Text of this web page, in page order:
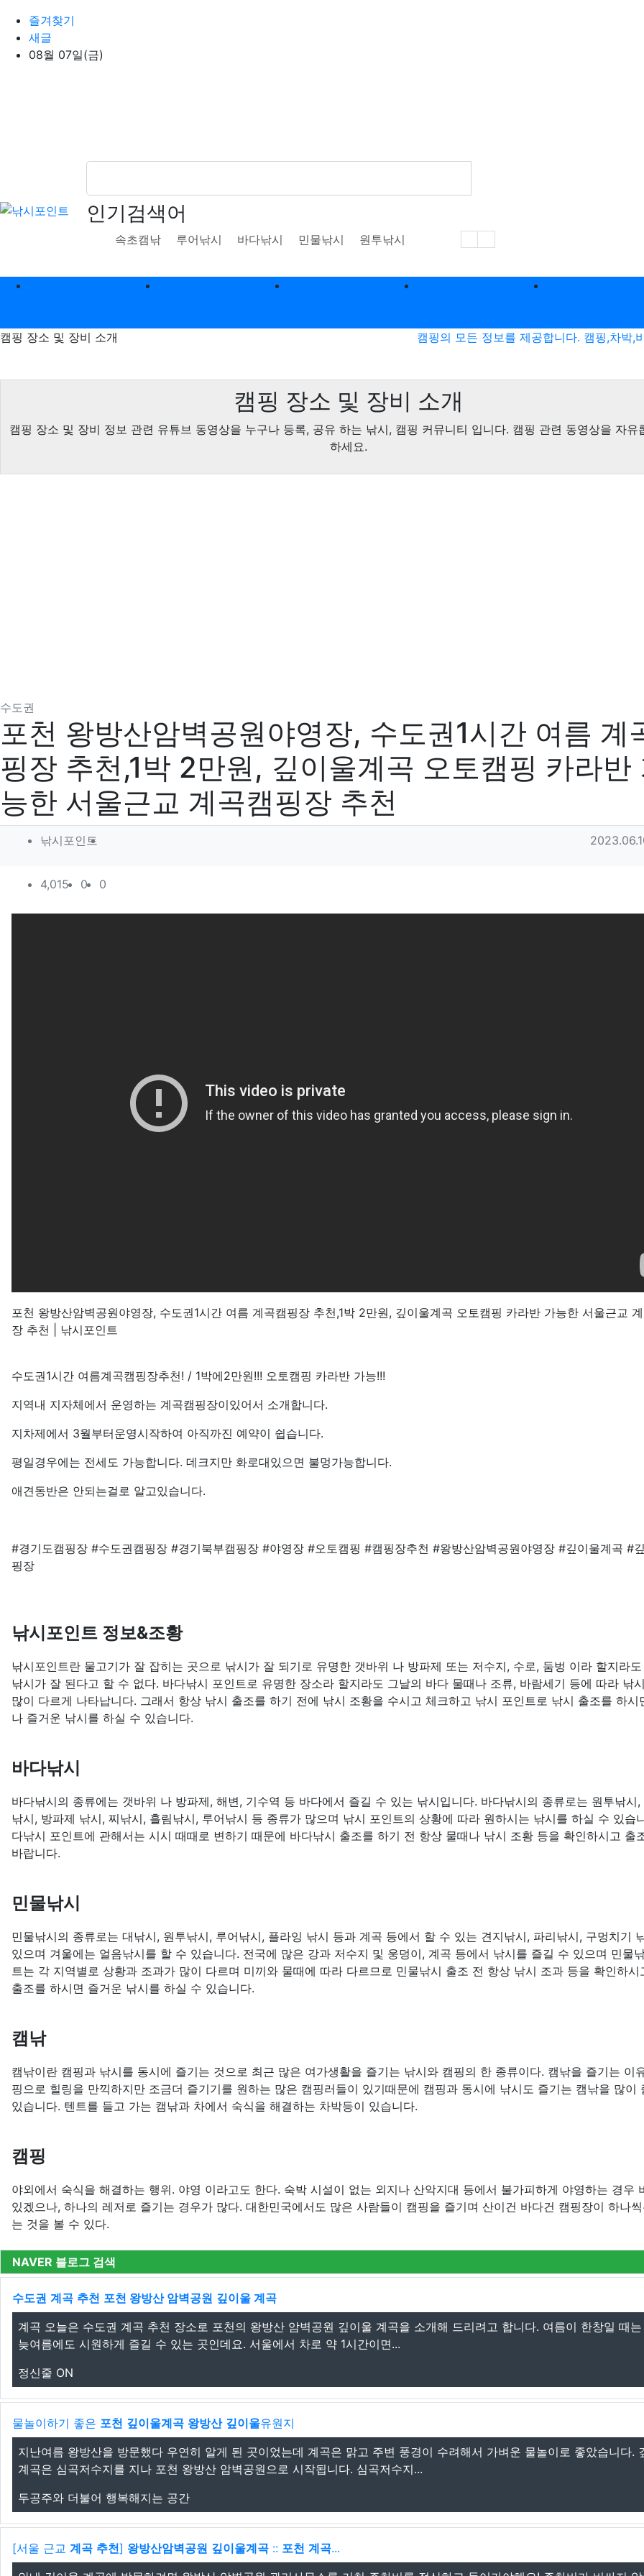
상단 네비
즐겨찾기
새글
08월 07일(금)
인기검색어
속초캠낚 루어낚시 바다낚시 민물낚시 원투낚시
메인 메뉴
캠핑 장소 및 장비 소개
캠핑의 모든 정보를 제공합니다. 캠핑,차박,
캠핑 장소 및 장비 소개
캠핑 장소 및 장비 정보 관련 유튜브 동영상을 누구나 등록, 공유 하는 낚시, 캠핑 커뮤니티 입니다. 캠핑 관련 동영상을 자유
하세요.
수도권
포천 왕방산암벽공원야영장, 수도권1시간 여름 계
핑장 추천,1박 2만원, 깊이울계곡 오토캠핑 카라반
능한 서울근교 계곡캠핑장 추천
작성자 정보
낚시포인트 작성일
컨텐츠 정보
4,015조회
0추천
0
포천 왕방산암벽공원야영장, 수도권1시간 여름 계곡캠핑장 추천,1박 2만원, 깊이울계곡 오토캠핑 카라반 가능한 서울근교
장 추천 | 낚시포인트
수도권1시간 여름계곡캠핑장추천! / 1박에2만원!!! 오토캠핑 카라반 가능!!!
지역내 지자체에서 운영하는 계곡캠핑장이있어서 소개합니다.
지차제에서 3월부터운영시작하여 아직까진 예약이 쉽습니다.
평일경우에는 전세도 가능합니다. 데크지만 화로대있으면 불멍가능합니다.
애견동반은 안되는걸로 알고있습니다.
#경기도캠핑장 #수도권캠핑장 #경기북부캠핑장 #야영장 #오토캠핑 #캠핑장추천 #왕방산암벽공원야영장 #깊이울계곡 #
핑장
낚시포인트 정보&조황
낚시포인트란 물고기가 잘 잡히는 곳으로 낚시가 잘 되기로 유명한 갯바위 나 방파제 또는 저수지, 수로, 둠벙 이라 할지라
낚시가 잘 된다고 할 수 없다. 바다낚시 포인트로 유명한 장소라 할지라도 그날의 바다 물때나 조류, 바람세기 등에 따라 낚
많이 다르게 나타납니다. 그래서 항상 낚시 출조를 하기 전에 낚시 조황을 수시고 체크하고 낚시 포인트로 낚시 출조를 하시
나 즐거운 낚시를 하실 수 있습니다.
바다낚시
바다낚시의 종류에는 갯바위 나 방파제, 해변, 기수역 등 바다에서 즐길 수 있는 낚시입니다. 바다낚시의 종류로는 원투낚시,
낚시, 방파제 낚시, 찌낚시, 흘림낚시, 루어낚시 등 종류가 많으며 낚시 포인트의 상황에 따라 원하시는 낚시를 하실 수 있습
다낚시 포인트에 관해서는 시시 때때로 변하기 때문에 바다낚시 출조를 하기 전 항상 물때나 낚시 조황 등을 확인하시고 출
바랍니다.
민물낚시
민물낚시의 종류로는 대낚시, 원투낚시, 루어낚시, 플라잉 낚시 등과 계곡 등에서 할 수 있는 견지낚시, 파리낚시, 구멍치기
있으며 겨울에는 얼음낚시를 할 수 있습니다. 전국에 많은 강과 저수지 및 웅덩이, 계곡 등에서 낚시를 즐길 수 있으며 민물
트는 각 지역별로 상황과 조과가 많이 다르며 미끼와 물때에 따라 다르므로 민물낚시 출조 전 항상 낚시 조과 등을 확인하시
출조를 하시면 즐거운 낚시를 하실 수 있습니다.
캠낚
캠낚이란 캠핑과 낚시를 동시에 즐기는 것으로 최근 많은 여가생활을 즐기는 낚시와 캠핑의 한 종류이다. 캠낚을 즐기는 이
핑으로 힐링을 만끽하지만 조금더 즐기기를 원하는 많은 캠핑러들이 있기때문에 캠핑과 동시에 낚시도 즐기는 캠낚을 많이
있습니다. 텐트를 들고 가는 캠낚과 차에서 숙식을 해결하는 차박등이 있습니다.
캠핑
야외에서 숙식을 해결하는 행위. 야영 이라고도 한다. 숙박 시설이 없는 외지나 산악지대 등에서 불가피하게 야영하는 경우
있겠으나, 하나의 레저로 즐기는 경우가 많다. 대한민국에서도 많은 사람들이 캠핑을 즐기며 산이건 바다건 캠핑장이 하나
는 것을 볼 수 있다.
NAVER 블로그 검색
수도권 계곡 추천 포천 왕방산 암벽공원 깊이울 계곡
계곡 오늘은 수도권 계곡 추천 장소로 포천의 왕방산 암벽공원 깊이울 계곡을 소개해 드리려고 합니다. 여름이 한창일 때는
늦여름에도 시원하게 즐길 수 있는 곳인데요. 서울에서 차로 약 1시간이면...
정신줄 ON
물놀이하기 좋은 포천 깊이울계곡 왕방산 깊이울유원지
지난여름 왕방산을 방문했다 우연히 알게 된 곳이었는데 계곡은 맑고 주변 풍경이 수려해서 가벼운 물놀이로 좋았습니다.
계곡은 심곡저수지를 지나 포천 왕방산 암벽공원으로 시작됩니다. 심곡저수지...
두공주와 더불어 행복해지는 공간
[서울 근교 계곡 추천] 왕방산암벽공원 깊이울계곡 :: 포천 계곡...